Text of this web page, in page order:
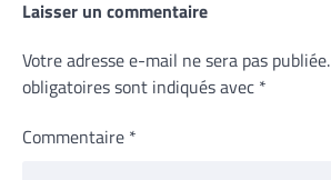
Laisser un commentaire
Votre adresse e-mail ne sera pas publiée.
obligatoires sont indiqués avec *
Commentaire *